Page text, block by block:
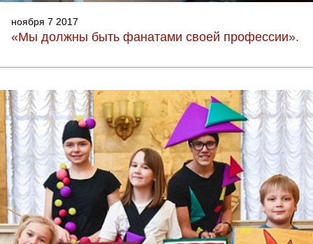
ноября 7 2017
«Мы должны быть фанатами своей профессии».